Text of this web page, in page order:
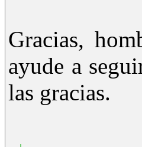
Gracias,
ayude a
las gracias.